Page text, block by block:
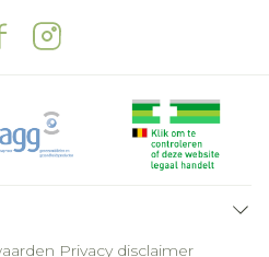
Privacy disclaimer